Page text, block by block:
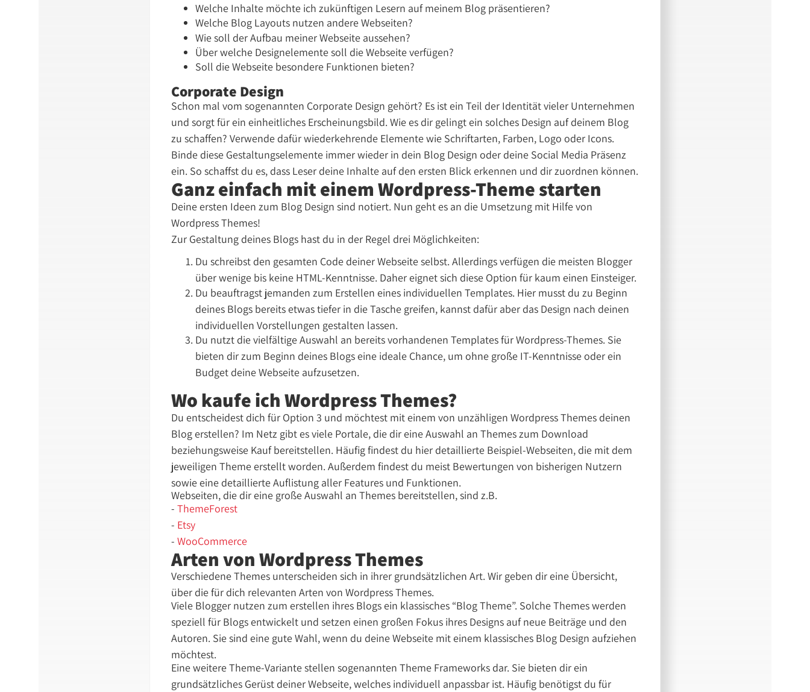
Welche Inhalte möchte ich zukünftigen Lesern auf meinem Blog präsentieren?
Welche Blog Layouts nutzen andere Webseiten?
Wie soll der Aufbau meiner Webseite aussehen?
Über welche Designelemente soll die Webseite verfügen?
Soll die Webseite besondere Funktionen bieten?
Corporate Design
Schon mal vom sogenannten Corporate Design gehört? Es ist ein Teil der Identität vieler Unternehmen
und sorgt für ein einheitliches Erscheinungsbild. Wie es dir gelingt ein solches Design auf deinem Blog
zu schaffen? Verwende dafür wiederkehrende Elemente wie Schriftarten, Farben, Logo oder Icons.
Binde diese Gestaltungselemente immer wieder in dein Blog Design oder deine Social Media Präsenz
ein. So schaffst du es, dass Leser deine Inhalte auf den ersten Blick erkennen und dir zuordnen können.
Ganz einfach mit einem Wordpress-Theme starten
Deine ersten Ideen zum Blog Design sind notiert. Nun geht es an die Umsetzung mit Hilfe von
Wordpress Themes!
Zur Gestaltung deines Blogs hast du in der Regel drei Möglichkeiten:
Du schreibst den gesamten Code deiner Webseite selbst. Allerdings verfügen die meisten Blogger
über wenige bis keine HTML-Kenntnisse. Daher eignet sich diese Option für kaum einen Einsteiger.
Du beauftragst jemanden zum Erstellen eines individuellen Templates. Hier musst du zu Beginn
deines Blogs bereits etwas tiefer in die Tasche greifen, kannst dafür aber das Design nach deinen
individuellen Vorstellungen gestalten lassen.
Du nutzt die vielfältige Auswahl an bereits vorhandenen Templates für Wordpress-Themes. Sie
bieten dir zum Beginn deines Blogs eine ideale Chance, um ohne große IT-Kenntnisse oder ein
Budget deine Webseite aufzusetzen.
Wo kaufe ich Wordpress Themes?
Du entscheidest dich für Option 3 und möchtest mit einem von unzähligen Wordpress Themes deinen
Blog erstellen? Im Netz gibt es viele Portale, die dir eine Auswahl an Themes zum Download
beziehungsweise Kauf bereitstellen. Häufig findest du hier detaillierte Beispiel-Webseiten, die mit dem
jeweiligen Theme erstellt worden. Außerdem findest du meist Bewertungen von bisherigen Nutzern
sowie eine detaillierte Auflistung aller Features und Funktionen.
Webseiten, die dir eine große Auswahl an Themes bereitstellen, sind z.B.
-ThemeForest
- Etsy
-WooCommerce
Arten von Wordpress Themes
Verschiedene Themes unterscheiden sich in ihrer grundsätzlichen Art. Wir geben dir eine Übersicht,
über die für dich relevanten Arten von Wordpress Themes.
Viele Blogger nutzen zum erstellen ihres Blogs ein klassisches “Blog Theme”. Solche Themes werden
speziell für Blogs entwickelt und setzen einen großen Fokus ihres Designs auf neue Beiträge und den
Autoren. Sie sind eine gute Wahl, wenn du deine Webseite mit einem klassisches Blog Design aufziehen
möchtest.
Eine weitere Theme-Variante stellen sogenannten Theme Frameworks dar. Sie bieten dir ein
grundsätzliches Gerüst deiner Webseite, welches individuell anpassbar ist. Häufig benötigst du für